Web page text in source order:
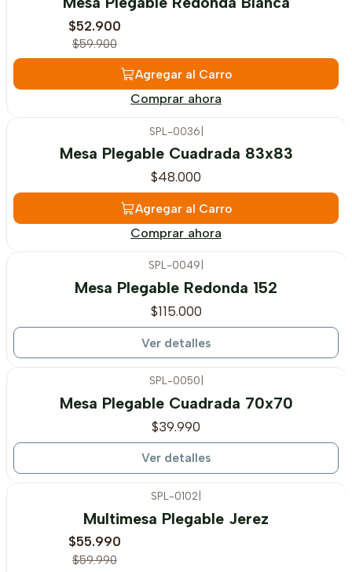
$52.900
$59.900
Agregar al Carro
Comprar ahora
SPL-0036
Mesa Plegable Cuadrada 83x83
$48.000
Agregar al Carro
Comprar ahora
SPL-0049
Mesa Plegable Redonda 152
$115.000
Ver detalles
SPL-0050
Mesa Plegable Cuadrada 70x70
$39.990
Ver detalles
SPL-0102
Multimesa Plegable Jerez
$55.990
$59.990